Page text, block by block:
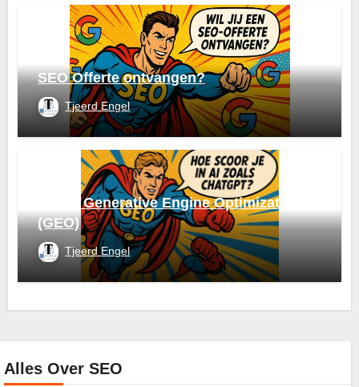
SEO Offerte ontvangen?
Tjeerd Engel
Wat is Generative Engine Optimization
(GEO)
Tjeerd Engel
Alles Over SEO